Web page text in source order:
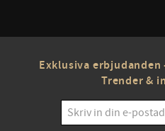
Exklusiva erbjudanden
Trender &